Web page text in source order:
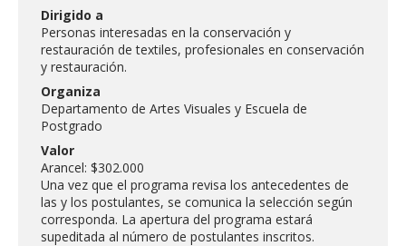
Estudiantes
Académicas/os
Funcionarias/os
Dirigido a
Personas interesadas en la conservación y
restauración de textiles, profesionales en conservación
y restauración.
Organiza
Departamento de Artes Visuales y Escuela de
Postgrado
Valor
Arancel: $302.000
Una vez que el programa revisa los antecedentes de
las y los postulantes, se comunica la selección según
corresponda. La apertura del programa estará
supeditada al número de postulantes inscritos.